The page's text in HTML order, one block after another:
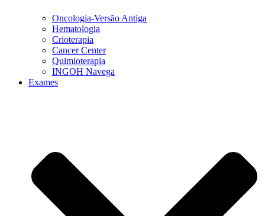
Oncologia-Versão Antiga
Hematologia
Crioterapia
Cancer Center
Quimioterapia
INGOH Navega
Exames